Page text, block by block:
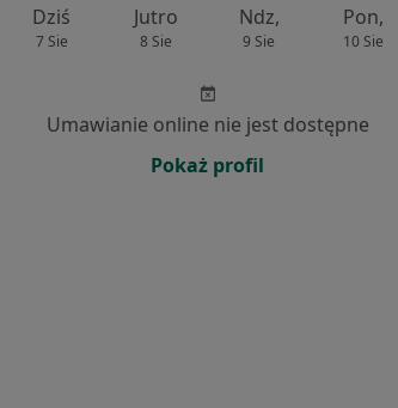
Dziś
7 Sie
Jutro
8 Sie
Ndz,
9 Sie
Pon,
10 Sie
Umawianie online nie jest dostępne
Pokaż profil